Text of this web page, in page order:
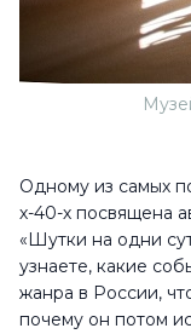
Одному из самых
х-40-х посвящена
«Шутки на одни
узнаете, какие
жанра в России,
почему он потом